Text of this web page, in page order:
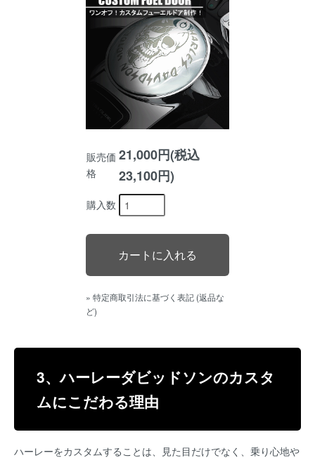
販売価
格
21,000円(税込
23,100円)
購入数
» 特定商取引法に基づく表記 (返品な
ど)
3、ハーレーダビッドソンのカスタ
ムにこだわる理由
ハーレーをカスタムすることは、見た目だけでなく、乗り心地や